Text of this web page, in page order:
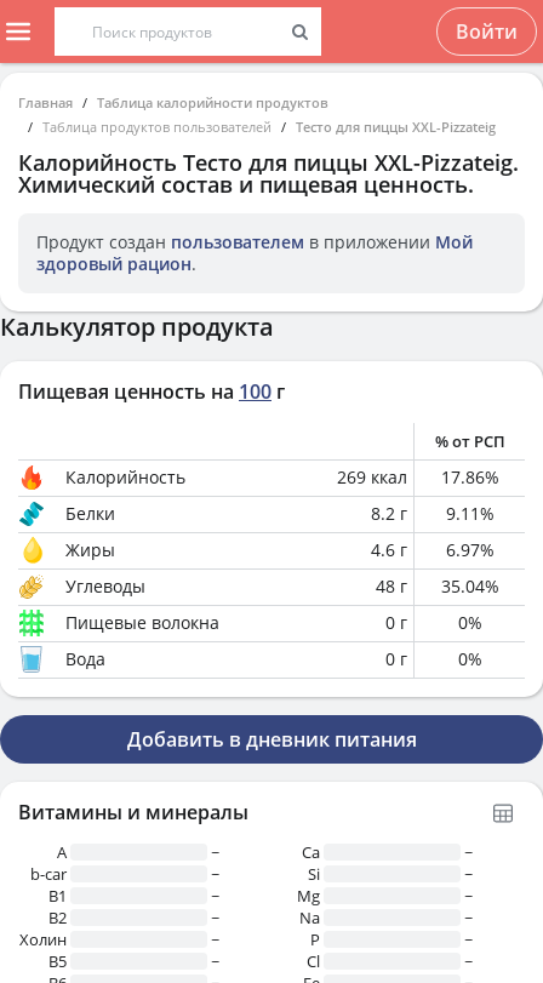
Войти
Главная
Таблица калорийности продуктов
Таблица продуктов пользователей
Тесто для пиццы XXL-Pizzateig
Калорийность Тесто для пиццы XXL-Pizzateig.
Химический состав и пищевая ценность.
Продукт создан пользователем в приложении Мой
здоровый рацион.
Калькулятор продукта
Пищевая ценность на 100 г
% от РСП
Калорийность 269 ккал 17.86%
Белки
8.2 г 9.11%
Жиры
4.6 г 6.97%
Углеводы
48 г 35.04%
Пищевые волокна
0 г 0%
Вода
0 г 0%
Добавить в дневник питания
Витамины и минералы
A
~
b-car
~
В1
~
B2
~
Холин
~
B5
~
Ca
~
Si
~
Mg
~
Na
~
P
~
Cl
~